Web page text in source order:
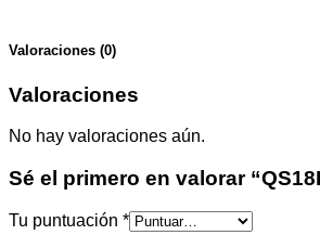
Valoraciones (0)
Valoraciones
No hay valoraciones aún.
Sé el primero en valorar
Tu puntuación *